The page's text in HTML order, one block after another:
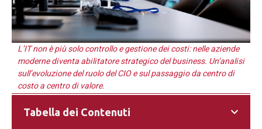
L’IT non è più solo controllo e gestione dei costi: nelle aziende
moderne diventa abilitatore strategico del business. Un’analisi
sull’evoluzione del ruolo del CIO e sul passaggio da centro di
costo a centro di valore.
Tabella dei Contenuti